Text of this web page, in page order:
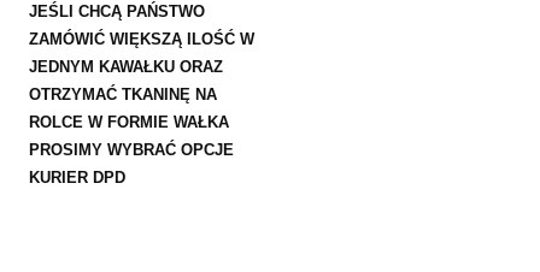
JEŚLI CHCĄ PAŃSTWO
ZAMÓWIĆ WIĘKSZĄ ILOŚĆ W
JEDNYM KAWAŁKU ORAZ
OTRZYMAĆ TKANINĘ NA
ROLCE W FORMIE WAŁKA
PROSIMY WYBRAĆ OPCJE
KURIER DPD